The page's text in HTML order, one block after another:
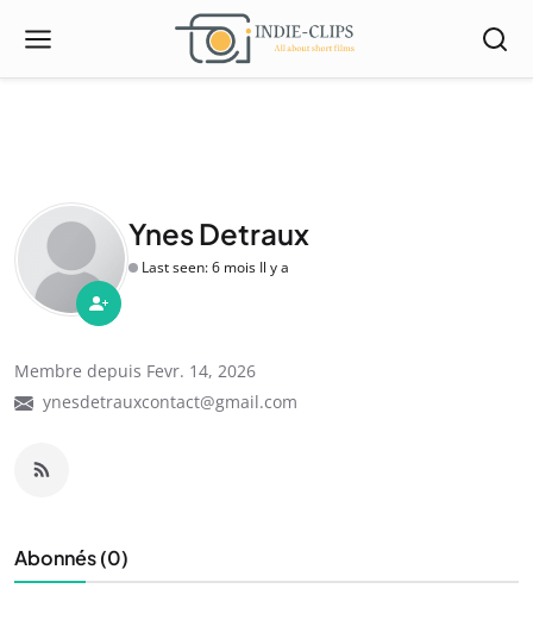
Ynes Detraux
Last seen: 6 mois Il y a
Membre depuis Fevr. 14, 2026
ynesdetrauxcontact@gmail.com
Abonnés (0)